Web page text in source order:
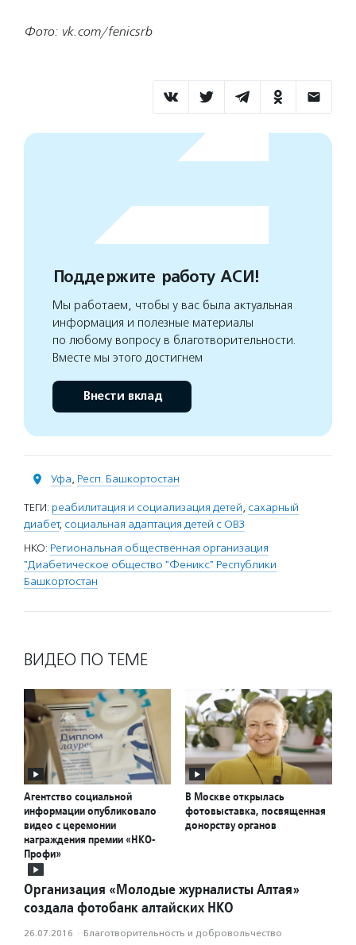
Фото: vk.com/fenicsrb
Поддержите работу АСИ!
Мы работаем, чтобы у вас была актуальная
информация и полезные материалы
по любому вопросу в благотворительности.
Вместе мы этого достигнем
Внести вклад
Уфа, Респ. Башкортостан
ТЕГИ: реабилитация и социализация детей, сахарный
диабет, социальная адаптация детей с ОВЗ
НКО: Региональная общественная организация
"Диабетическое общество "Феникс" Республики
Башкортостан
ВИДЕО ПО ТЕМЕ
Агентство социальной
информации опубликовало
видео с церемонии
награждения премии «НКО-
Профи»
В Москве открылась
фотовыставка, посвященная
донорству органов
Организация «Молодые журналисты Алтая»
создала фотобанк алтайских НКО
26.07.2016 · Благотвори­тель­ность и доброволь­чест­во